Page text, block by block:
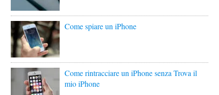
Come spiare un iPhone
Come rintracciare un iPhone senza Trova il
mio iPhone